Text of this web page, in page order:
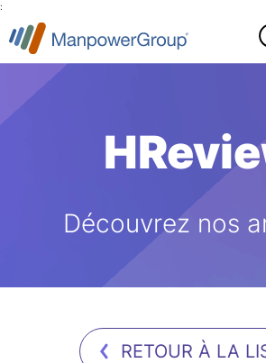
:
Découvrez nos
RETOUR À LA